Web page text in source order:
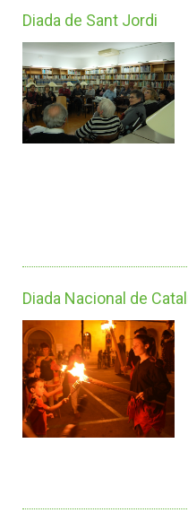
Diada de Sant Jordi
Diada Nacional de